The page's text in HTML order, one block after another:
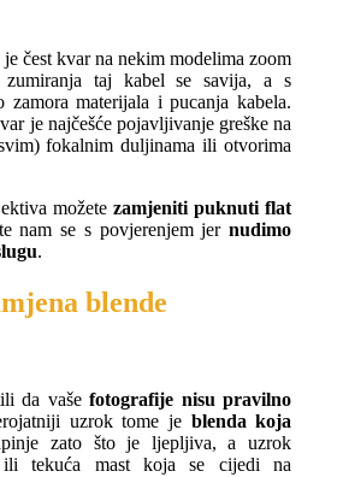
je čest kvar na nekim modelima zoom
zumiranja taj kabel se savija, a s
zamora materijala i pucanja kabela.
je najčešće pojavljivanje greške na
fokalnim duljinama ili otvorima
možetezamjeniti puknuti flat
nam se s povjerenjem jernudimo
.
blende
da vašefotografije nisu pravilno
uzrok tome je blenda koja
zato što je ljepljiva, a uzrok
tekuća mast koja se cijedi na